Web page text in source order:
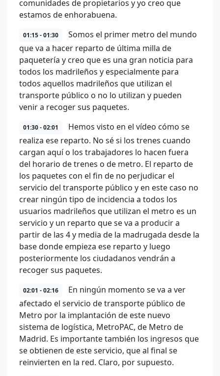
comunidades de propietarios y yo creo que
estamos de enhorabuena.
01:15 - 01:30
Somos el primer metro del mundo
que va a hacer reparto de última milla de
paquetería y creo que es una gran noticia para
todos los madrileños y especialmente para
todos aquellos madrileños que utilizan el
transporte público o no lo utilizan y pueden
venir a recoger sus paquetes.
01:30 - 02:01
Hemos visto en el vídeo cómo se
realiza ese reparto. No sé si los trenes cuando
cargan aquí o los trabajadores lo hacen fuera
del horario de trenes o de metro. El reparto de
los paquetes con el fin de no perjudicar el
servicio del transporte público y en este caso no
crear ningún tipo de incidencia a todos los
usuarios madrileños que utilizan el metro es un
servicio y un reparto que se va a producir a
partir de las 4 y media de la madrugada desde la
base donde empieza ese reparto y luego
posteriormente los ciudadanos vendrán a
recoger sus paquetes.
02:01 - 02:16
En ningún momento se va a ver
afectado el servicio de transporte público de
Metro por la implantación de este nuevo
sistema de logística, MetroPAC, de Metro de
Madrid. Es importante también los ingresos que
se obtienen de este servicio, que al final se
reinvierten en la red. Claro, por supuesto.